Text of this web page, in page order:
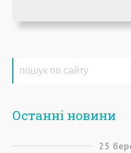
Останні новини
25